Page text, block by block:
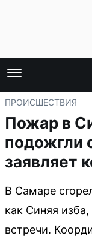
ПРОИСШЕСТВИЯ
Пожар в
подожгли
заявляет
В Самаре
как Синяя
встречи.